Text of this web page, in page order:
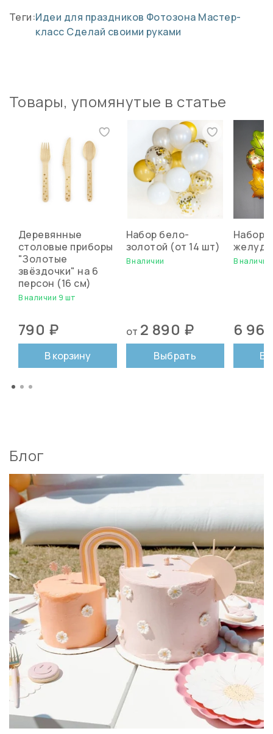
Теги:Идеи для праздников Фотозона Мастер-
класс Сделай своими руками
Товары, упомянутые в статье
Деревянные
столовые приборы
"Золотые
звёздочки" на 6
персон (16 см)
В наличии 9 шт
790 ₽
В корзину
Набор бело-
золотой (от 14 шт)
В наличии
от 2 890 ₽
Выбрать
Набор
В наличии
6
В
Блог